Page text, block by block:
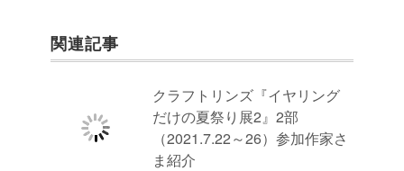
関連記事
クラフトリンズ『イヤリング
だけの夏祭り展2』2部
（2021.7.22～26）参加作家さ
ま紹介